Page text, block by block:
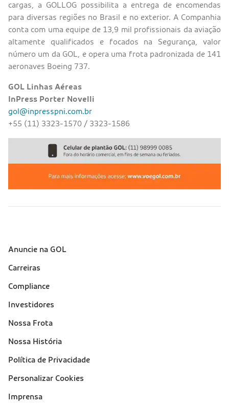
cargas, a GOLLOG possibilita a entrega de encomendas
para diversas regiões no Brasil e no exterior. A Companhia
conta com uma equipe de 13,9 mil profissionais da aviação
altamente qualificados e focados na Segurança, valor
número um da GOL, e opera uma frota padronizada de 141
aeronaves Boeing 737.
GOL Linhas Aéreas
InPress Porter Novelli
gol@inpresspni.com.br
+55 (11) 3323-1570 / 3323-1586
Sobre a Gol (footer)
Anuncie na GOL
Carreiras
Compliance
Investidores
Nossa Frota
Nossa História
Política de Privacidade
Personalizar Cookies
Imprensa